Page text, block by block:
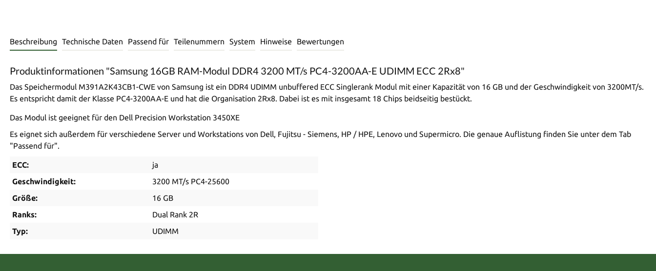
Beschreibung Technische Daten Passend für Teilenummern System Hinweise Bewertungen
Produktinformationen "Samsung 16GB RAM-Modul DDR4 3200 MT/s PC4-3200AA-E UDIMM ECC 2Rx8"
Das Speichermodul M391A2K43CB1-CWE von Samsung ist ein DDR4 UDIMM unbuffered ECC Singlerank Modul mit einer Kapazität von 16 GB und der Geschwindigkeit von 3200MT/s.
Es entspricht damit der Klasse PC4-3200AA-E und hat die Organisation 2Rx8. Dabei ist es mit insgesamt 18 Chips beidseitig bestückt.
Das Modul ist geeignet für den Dell Precision Workstation 3450XE
Es eignet sich außerdem für verschiedene Server und Workstations von Dell, Fujitsu - Siemens, HP / HPE, Lenovo und Supermicro. Die genaue Auflistung finden Sie unter dem Tab
"Passend für".
ECC:
ja
Geschwindigkeit:
3200 MT/s PC4-25600
Größe:
16 GB
Ranks:
Dual Rank 2R
Typ:
UDIMM